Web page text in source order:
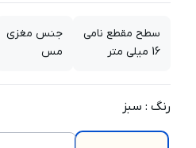
سطح مقطع نامی
16 میلی متر
جنس مغزی
مس
رنگ : سبز